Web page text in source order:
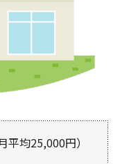
均25,000円）